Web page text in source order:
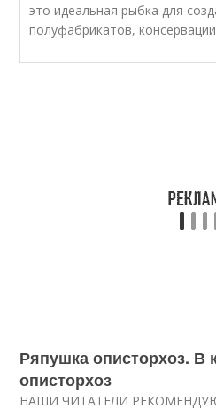
это идеальная рыбка для
полуфабрикатов,
Ряпушка описторхоз. В
описторхоз
НАШИ ЧИТАТЕЛИ